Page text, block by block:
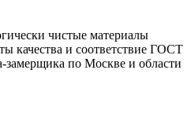
чистые материалы
качества и соответствие ГОСТ
замерщика по Москве и области